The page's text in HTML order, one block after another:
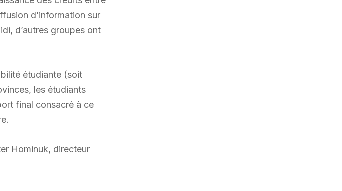
d’information sur
d’autres groupes ont
étudiante (soit
les étudiants
final consacré à ce
Hominuk, directeur